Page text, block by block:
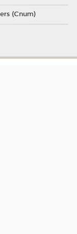
(Cnum)